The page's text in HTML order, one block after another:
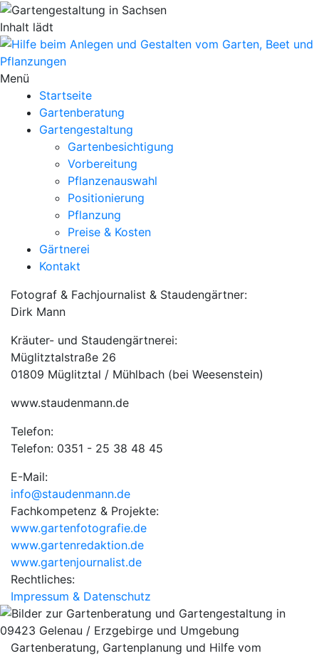
Inhalt lädt
Menü
Startseite
Gartenberatung
Gartengestaltung
Gartenbesichtigung
Vorbereitung
Pflanzenauswahl
Positionierung
Pflanzung
Preise & Kosten
Gärtnerei
Kontakt
Fotograf & Fachjournalist & Staudengärtner:
Dirk Mann
Kräuter- und Staudengärtnerei:
Müglitztalstraße 26
01809 Müglitztal / Mühlbach (bei Weesenstein)
www.staudenmann.de
Telefon:
Telefon: 0351 - 25 38 48 45
E-Mail:
info@staudenmann.de
Fachkompetenz & Projekte:
www.gartenfotografie.de
www.gartenredaktion.de
www.gartenjournalist.de
Rechtliches:
Impressum & Datenschutz
Gartenberatung, Gartenplanung und Hilfe vom